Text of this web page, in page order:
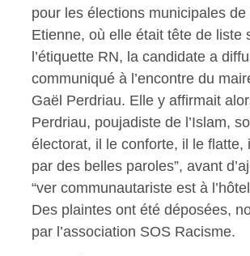
pour les élections municipales de
Etienne, où elle était tête de liste
l’étiquette RN, la candidate a
communiqué à l’encontre du
Gaël Perdriau. Elle y affirmait
Perdriau, poujadiste de l’Islam,
électorat, il le conforte, il le flatte,
par des belles paroles”, avant
“ver communautariste est à
Des plaintes ont été déposées,
par l’association SOS Racisme.